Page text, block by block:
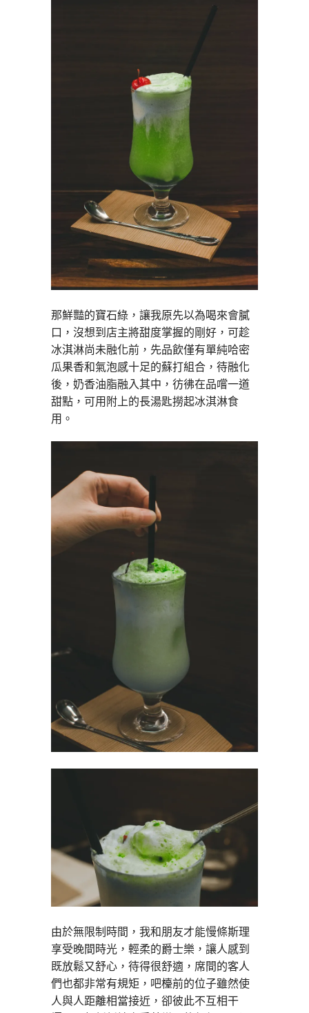
那鮮豔的寶石綠，讓我原先以為喝來會膩
口，沒想到店主將甜度掌握的剛好，可趁
冰淇淋尚未融化前，先品飲僅有單純哈密
瓜果香和氣泡感十足的蘇打組合，待融化
後，奶香油脂融入其中，彷彿在品嚐一道
甜點，可用附上的長湯匙撈起冰淇淋食
用。
由於無限制時間，我和朋友才能慢條斯理
享受晚間時光，輕柔的爵士樂，讓人感到
既放鬆又舒心，待得很舒適，席間的客人
們也都非常有規矩，吧檯前的位子雖然使
人與人距離相當接近，卻彼此不互相干